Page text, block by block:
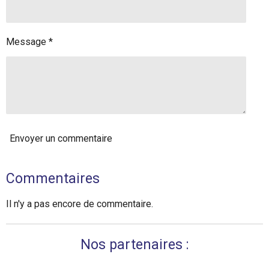
Message *
Envoyer un commentaire
Commentaires
Il n'y a pas encore de commentaire.
Nos partenaires :